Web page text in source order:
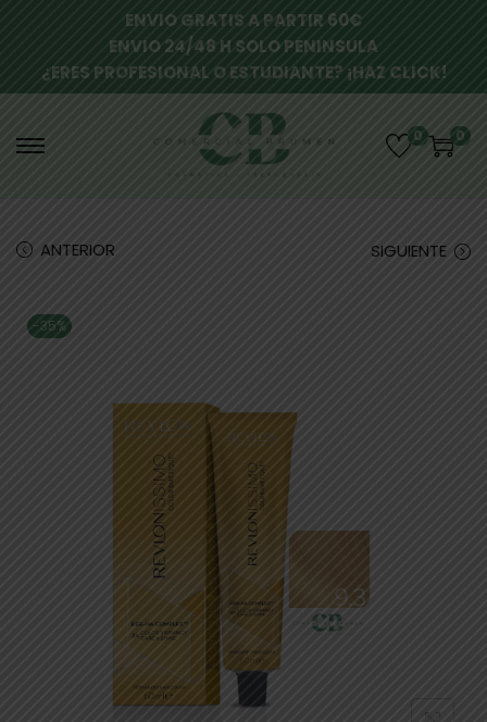
ENVIO GRATIS A PARTIR 60€
ENVIO 24/48 H SOLO PENINSULA
¿ERES PROFESIONAL O ESTUDIANTE? ¡HAZ CLICK!
0 0
ANTERIOR SIGUIENTE
-35%